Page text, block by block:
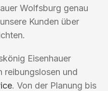
Wolfsburg genau
Kunden über
Eisenhauer
reibungslosen und
. Von der Planung bis